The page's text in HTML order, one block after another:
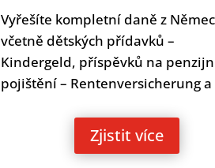
Vyřešíte kompletní daně z
včetně dětských přídavků –
Kindergeld, příspěvků na
pojištění – Rentenversicherung
Zjistit více